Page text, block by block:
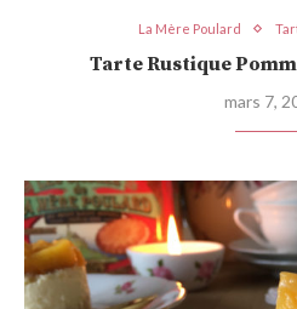
La Mère Poulard
Tarte Rustique
mars 7,